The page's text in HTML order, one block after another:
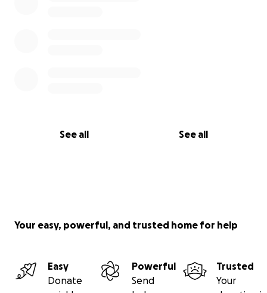
See all See all
Your easy, powerful, and trusted home for help
Easy
Donate
Powerful
Send
Trusted
Your